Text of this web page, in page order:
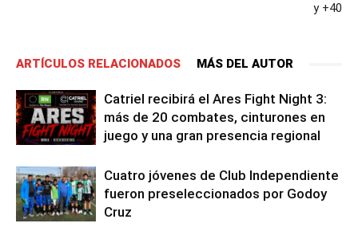
y +40
ARTÍCULOS RELACIONADOS MÁS DEL AUTOR
Catriel recibirá el Ares Fight Night 3:
más de 20 combates, cinturones en
juego y una gran presencia regional
Cuatro jóvenes de Club Independiente
fueron preseleccionados por Godoy
Cruz